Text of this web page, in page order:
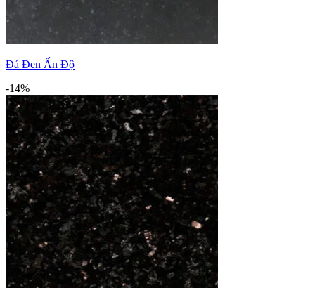
Đá Đen Ấn Độ
-14%